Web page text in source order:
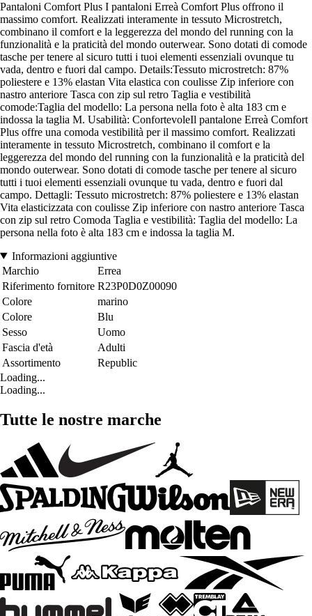
Pantaloni Comfort Plus I pantaloni Erreà Comfort Plus offrono il
massimo comfort. Realizzati interamente in tessuto Microstretch,
combinano il comfort e la leggerezza del mondo del running con la
funzionalità e la praticità del mondo outerwear. Sono dotati di comode
tasche per tenere al sicuro tutti i tuoi elementi essenziali ovunque tu
vada, dentro e fuori dal campo. Details:Tessuto microstretch: 87%
poliestere e 13% elastan Vita elastica con coulisse Zip inferiore con
nastro anteriore Tasca con zip sul retro Taglia e vestibilità
comode:Taglia del modello: La persona nella foto è alta 183 cm e
indossa la taglia M. Usabilità: ConfortevoleIl pantalone Erreà Comfort
Plus offre una comoda vestibilità per il massimo comfort. Realizzati
interamente in tessuto Microstretch, combinano il comfort e la
leggerezza del mondo del running con la funzionalità e la praticità del
mondo outerwear. Sono dotati di comode tasche per tenere al sicuro
tutti i tuoi elementi essenziali ovunque tu vada, dentro e fuori dal
campo. Dettagli: Tessuto microstretch: 87% poliestere e 13% elastan
Vita elasticizzata con coulisse Zip inferiore con nastro anteriore Tasca
con zip sul retro Comoda Taglia e vestibilità: Taglia del modello: La
persona nella foto è alta 183 cm e indossa la taglia M.
Informazioni aggiuntive
Marchio
Errea
Riferimento fornitore R23P0D0Z00090
Colore
marino
Colore
Blu
Sesso
Uomo
Fascia d'età
Adulti
Assortimento
Republic
Loading...
Loading...
Tutte le nostre marche